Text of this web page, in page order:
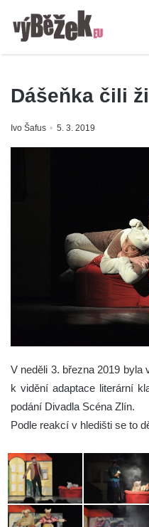
Dášeňka čili
Ivo Šafus 5. 3. 2019
V neděli 3. března 2019 byla
k vidění adaptace literární
podání Divadla Scéna Zlín.
Podle reakcí v hledišti se to